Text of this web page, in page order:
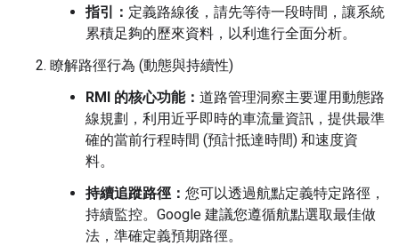
指引： 定義路線後，請先等待一段時間，讓系統
累積足夠的歷來資料，以利進行全面分析。
瞭解路徑行為 (動態與持續性)
RMI 的核心功能： 道路管理洞察主要運用動態路
線規劃，利用近乎即時的車流量資訊，提供最準
確的當前行程時間 (預計抵達時間) 和速度資
料。
持續追蹤路徑： 您可以透過航點定義特定路徑，
持續監控。Google 建議您遵循航點選取最佳做
法，準確定義預期路徑。